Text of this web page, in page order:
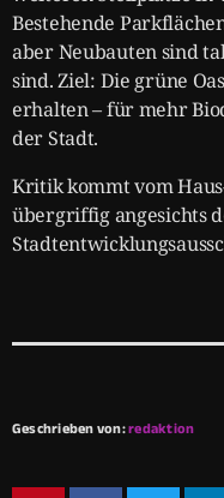
Bestehende
aber Neubauten sind
sind. Ziel: Die grüne
erhalten – für mehr
der Stadt.
Kritik kommt vom
übergriffig angesichts
Geschrieben von:redaktion